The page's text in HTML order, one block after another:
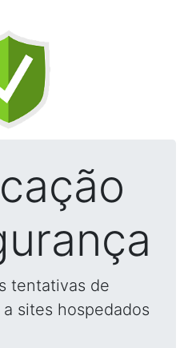
tentativas de
sites hospedados